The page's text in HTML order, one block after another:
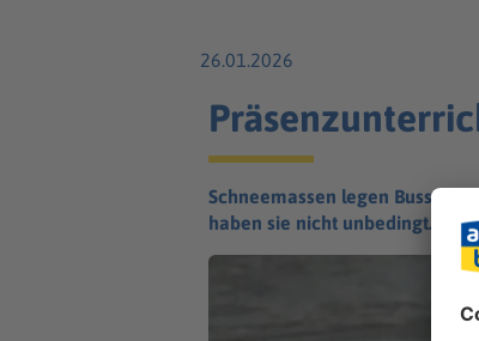
26.01.2026
Schneemassen legen Busse
haben sie nicht unbedingt.